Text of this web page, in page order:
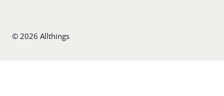
© 2026 Allthings